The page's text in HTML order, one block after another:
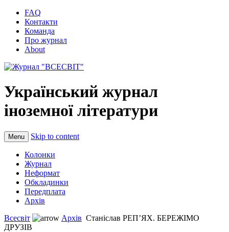
FAQ
Контакти
Команда
Про журнал
About
Український журнал
іноземної літератури
Menu Skip to content
Колонки
Журнал
Неформат
Обкладинки
Передплата
Архів
Всесвіт
Архів Станіслав РЕП’ЯХ. БЕРЕЖІМО
ДРУЗІВ